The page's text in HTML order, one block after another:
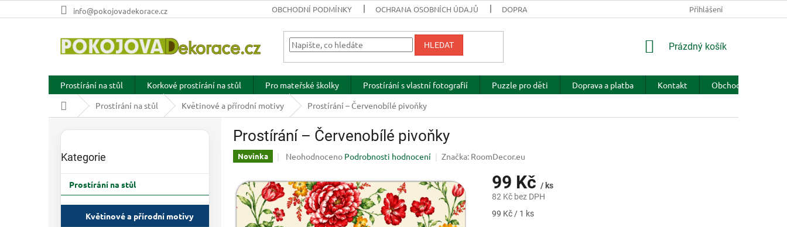
na
info@pokojovadekorace.cz OBCHODNÍ PODMÍNKY OCHRANA OSOBNÍCH ÚDAJŮ DOPRAVA A PLATBA Přihlášení
HLEDAT
NÁKUPNÍ
Prázdný košík
Prostírání na stůl Korkové prostírání na stůl Pro mateřské školky Prostírání s vlastní fotografií Puzzle pro děti Doprava a platba Kontakt
Obchodní podmínky
Domů
Prostírání na stůl Květinové a přírodní motivy Prostírání – Červenobílé pivoňky
kategorie
Kategorie
Prostírání na stůl
Květinové a přírodní motivy
Prostírání – Červenobílé pivoňky
Novinka
Průměrné
je
0,0
z
Neohodnoceno Podrobnosti hodnocení Značka: RoomDecor.eu
99 Kč / ks
82 Kč bez DPH
Měrná
99 Kč / 1 ks